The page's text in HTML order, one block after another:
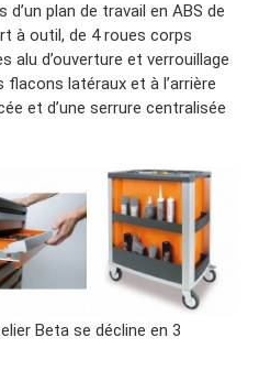
plan de travail en ABS de
à outil, de 4 roues corps
alu d’ouverture et verrouillage
latéraux et à l’arrière
et d’une serrure centralisée
Beta se décline en 3